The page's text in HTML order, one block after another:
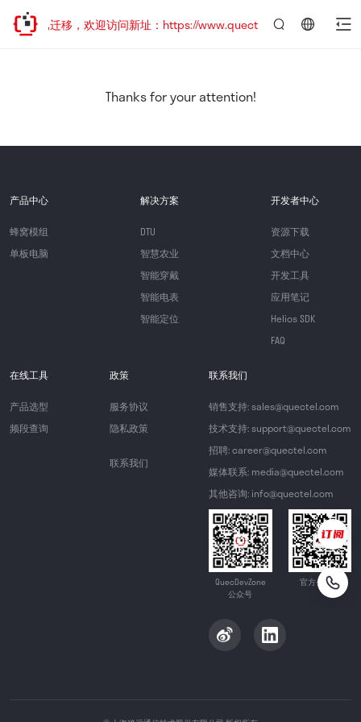
地址已迁移，欢迎访问新址：https://www.quectel.com.cn
Thanks for your attention!
产品中心
蜂窝模组
单板电脑
解决方案
DTU
智慧农业
智能穿戴
智能电表
智能定位
开发者中心
资源下载
文档中心
开发工具
应用笔记
Helios SDK
FAQ
在线工具
产品选型
频段查询
政策
服务协议
隐私政策
联系我们
联系我们
销售支持: sales@quectel.com
技术支持: support@quectel.com
招聘: career@quectel.com
媒体联系: media@quectel.com
其他咨询: info@quectel.com
QuecDevZone
公众号
官方公众号